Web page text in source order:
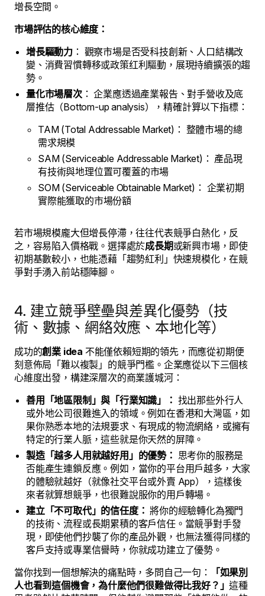
增長空間。
市場評估的核心維度：
增長驅動力 ： 觀察市場是否受科技創新、人口結構改
變、消費習慣轉移或政策红利驅動，展現持續擴張的趨
勢。
量化市場層次： 企業應透過產業報告、對手營收及底
層推估（Bottom-up analysis），精確計算以下指標：
TAM (Total Addressable Market)： 整體市場的總
需求規模
SAM (Serviceable Addressable Market)： 產品現
有技術與地理位置可覆蓋的市場
SOM (Serviceable Obtainable Market)： 企業初期
實際能獲取的市場份額
若市場規模龐大但增長停滯，往往代表競爭白熱化，反
之，容易陷入價格戰。選擇處於成長期或新興市場，即使
初期基數較小，也能憑藉「趨勢紅利」快速規模化，在競
爭對手湧入前站穩陣腳。
4. 建立競爭壁壘與差異化優勢（技
術、數據、網絡效應、本地化等）
成功的創業 idea 不能僅依賴短期的領先，而應從初期便
刻意佈局「難以複製」的競爭門檻。企業應從以下三個核
心維度出發，構建深層次的商業護城河：
善用「地區限制」與「行業知識」： 找出那些外行人
或外地公司很難進入的領域。例如在香港和大灣區，如
果你熟悉本地的法規要求、有現成的物流網絡，或擁有
特定的行業人脈，這些就是你天然的屏障。
製造「越多人用就越好用」的優勢： 思考你的服務是
否能產生連鎖反應。例如，當你的平台用戶越多，大家
的體驗就越好（就像社交平台或外賣 App），這樣後
來者就算想競爭，也很難說服你的用戶轉場。
建立「不可取代」的信任度： 將你的經驗轉化為獨門
的技術、流程或長期累積的客戶信任。當競爭對手發
現，即使他們抄襲了你的產品外觀，也無法獲得同樣的
客戶支持或專業信譽時，你就成功建立了優勢。
當你找到一個想解決的痛點時，多問自己一句：
「如果別
人也看到這個機會，為什麼他們很難做得比我好？」這種